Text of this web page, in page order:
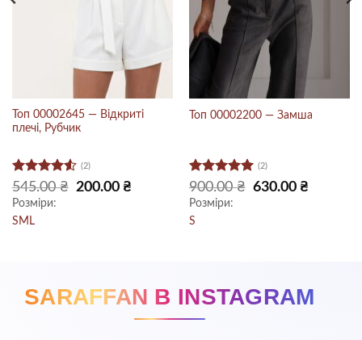
Топ 00002645 — Відкриті
плечі, Рубчик
Оцінено
в4.5з 5
(2)
545.00₴
Оригінальна
ціна:
200.00₴
Розміри:
S M L
Топ 00002200 — Замша
Оцінено в
5з 5
(2)
900.00₴
Оригінальна
ціна:
630.00₴
Розміри:
S
SARAFFAN В INSTAGRAM